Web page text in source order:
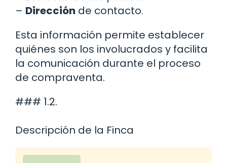
– Dirección de contacto.
Esta información permite establecer
quiénes son los involucrados y facilita
la comunicación durante el proceso
de compraventa.
### 1.2.
Descripción de la Finca